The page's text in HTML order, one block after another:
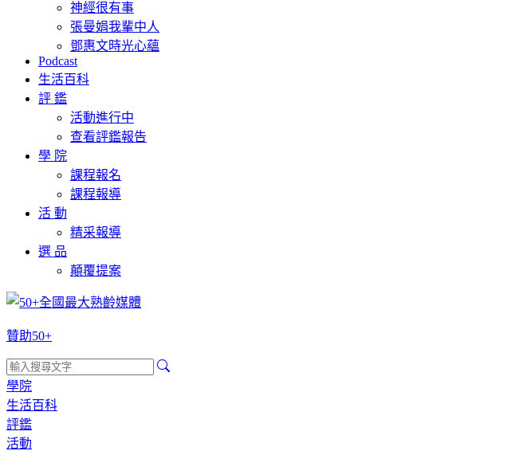
神經很有事
張曼娟我輩中人
鄧惠文時光心蘊
Podcast
生活百科
評 鑑
活動進行中
查看評鑑報告
學 院
課程報名
課程報導
活 動
精采報導
選 品
顛覆提案
贊助50+
學院
生活百科
評鑑
活動